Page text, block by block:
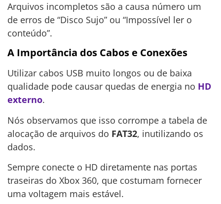
Arquivos incompletos são a causa número um
de erros de “Disco Sujo” ou “Impossível ler o
conteúdo”.
A Importância dos Cabos e Conexões
Utilizar cabos USB muito longos ou de baixa
qualidade pode causar quedas de energia no HD
externo.
Nós observamos que isso corrompe a tabela de
alocação de arquivos do FAT32, inutilizando os
dados.
Sempre conecte o HD diretamente nas portas
traseiras do Xbox 360, que costumam fornecer
uma voltagem mais estável.